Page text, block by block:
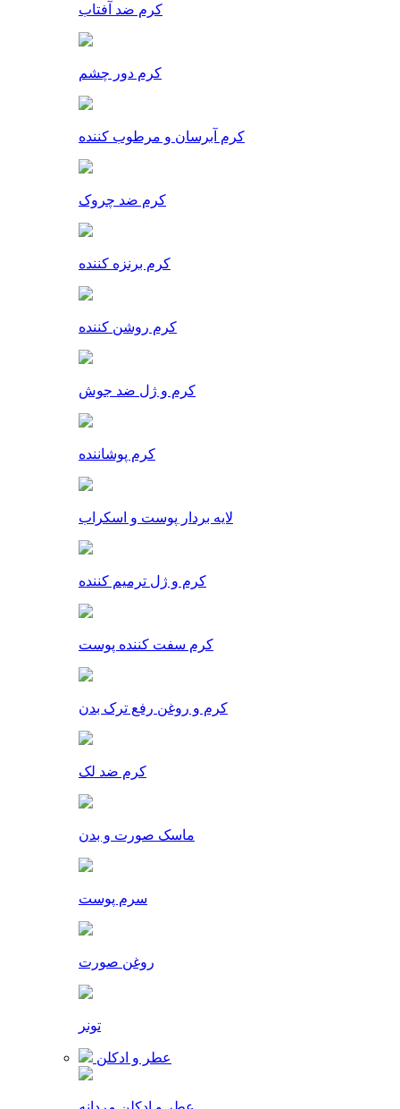
کرم ضد آفتاب
کرم دور چشم
کرم آبرسان و مرطوب کننده
کرم ضد چروک
کرم برنزه کننده
کرم روشن کننده
کرم و ژل ضد جوش
کرم پوشاننده
لایه بردار پوست و اسکراب
کرم و ژل ترمیم کننده
کرم سفت کننده پوست
کرم و روغن رفع ترک بدن
کرم ضد لک
ماسک صورت و بدن
سرم پوست
روغن صورت
تونر
عطر و ادکلن